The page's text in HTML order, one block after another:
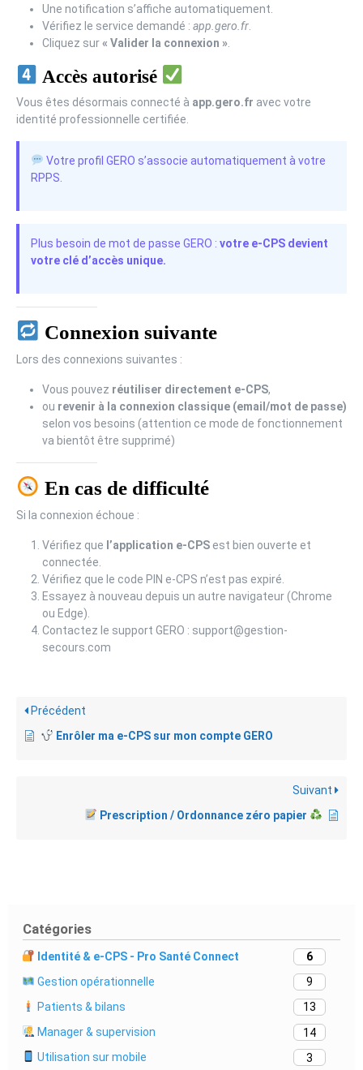
Une notification s’affiche automatiquement.
Vérifiez le service demandé : app.gero.fr
Cliquez sur« Valider la connexion »
Accès autorisé
Vous êtes désormais connecté à app.gero.fr avec votre
identité professionnelle certifiée.
Votre profil GERO s’associe automatiquement à votre
RPPS.
Plus besoin de mot de passe GERO : votre e-CPS devient
votre clé d’accès unique.
Connexion suivante
Lors des connexions suivantes :
Vous pouvez réutiliser directement e-CPS,
ou revenir à la connexion classique (email/mot de passe)
selon vos besoins (attention ce mode de fonctionnement
va bientôt être supprimé)
En cas de difficulté
Si la connexion échoue :
Vérifiez que l’application e-CPS est bien ouverte et
connectée.
Vérifiez que le code PIN e-CPS n’est pas expiré.
Essayez à nouveau depuis un autre navigateur (Chrome
ou Edge).
Contactez le support GERO : support@gestion-
secours.com
Précédent
Enrôler ma e-CPS sur mon compte GERO
Suivant
Prescription / Ordonnance zéro papier
Catégories
Identité & e-CPS - Pro Santé Connect
6
Gestion opérationnelle
9
Patients & bilans
13
Manager & supervision
14
Utilisation sur mobile
3